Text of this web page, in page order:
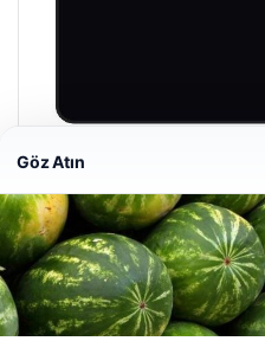
Prenses Night Club
Nisan 29, 2026
Web sitemizi nasıl
deneyiminizi kişiselleştirmek
Göz Atın